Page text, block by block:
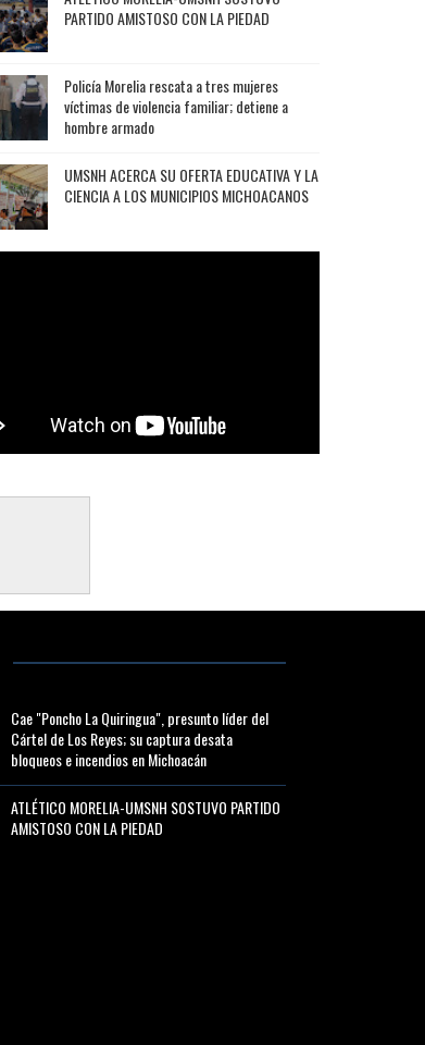
PARTIDO AMISTOSO CON LA PIEDAD
Policía Morelia rescata a tres mujeres
víctimas de violencia familiar; detiene a
hombre armado
UMSNH ACERCA SU OFERTA EDUCATIVA Y LA
CIENCIA A LOS MUNICIPIOS MICHOACANOS
Cae "Poncho La Quiringua", presunto líder del
Cártel de Los Reyes; su captura desata
bloqueos e incendios en Michoacán
ATLÉTICO MORELIA-UMSNH SOSTUVO PARTIDO
AMISTOSO CON LA PIEDAD